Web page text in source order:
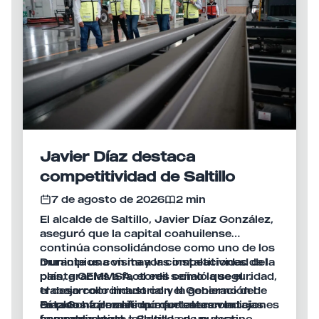
Javier Díaz destaca
competitividad de Saltillo
7 de agosto de 2026
2 min
El alcalde de Saltillo, Javier Díaz González,
aseguró que la capital coahuilense
continúa consolidándose como uno de los
municipios con mayor competitividad del
país, gracias a factores como la seguridad,
el desarrollo industrial y la generación de
empleos formales que fortalecen la
Durante una visita a las instalaciones de la
planta GEMMSA, el edil señaló que el
trabajo coordinado con el Gobierno del
Estado ha permitido mantener condiciones
Díaz González afirmó que estas ventajas